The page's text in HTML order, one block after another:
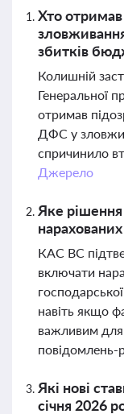
Хто отримав
збитків
Колишній
Генеральної
отримав
ДФС у
спричинило
Джерело
Яке
КАС ВС
включати
навіть якщо
важливим
повідомлень-
Які нові
січня 2026